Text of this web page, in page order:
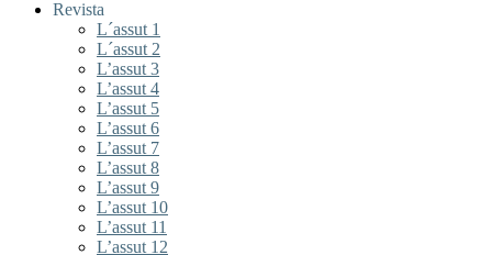
Revista
L´assut 1
L´assut 2
L’assut 3
L’assut 4
L’assut 5
L’assut 6
L’assut 7
L’assut 8
L’assut 9
L’assut 10
L’assut 11
L’assut 12